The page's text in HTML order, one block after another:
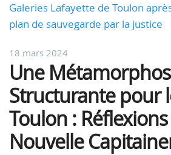
Galeries Lafayette de Toulon
plan de sauvegarde par la justice
18 mars 2024
Une
Structurante pour
Toulon :
Nouvelle